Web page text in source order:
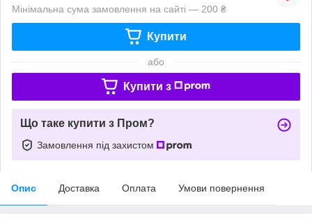
Мінімальна сума замовлення на сайті — 200 ₴
Купити
або
Купити з
Що таке купити з Пром?
Замовлення під захистом
Опис Доставка Оплата Умови повернення